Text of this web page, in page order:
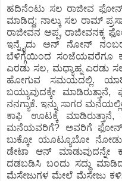
ಹದಿನೆಂಟು ಸಲ ರಾಜೀವ
ಮಾಡಿದ್ದ; ನಾಲ್ಕು ಸಲ ರಾಮ್
ರಾಜೀವನ ಅಪ್ಪ, ರಾಜೀವನಕ್ಕ
ಇನ್ನೈದು ಅನ್ ನೋನ್
ಬೆಳಿಗ್ಗೆಯಿಂದ ಸಂಜೆಯವರೆಗೂ
ಎರಡು ಸಲ, ಮಧ್ಯಾಹ್ನ ಎರಡು
ಹೋಗುವ ಸಮಯದಲ್ಲಿ.
ಬಯ್ಯುವುದಕ್ಕೇ
ನನಗ್ಯಾಕೆ. ಇನ್ನು ಸಾಗರ
ಕಾಫಿ ಊಟಕ್ಕೆ ಮಾಡಿರುತ್ತಾನೆ,
ಮನೆಯವರಿಗೆ? ಅವರಿಗೆ ಫೋನ್
ಬುಕ್ಕೋ ಯೂಟ್ಯೂಬೋ
ಡೇಟಾ ಆನ್ ಮಾಡುವುದನ್ನೇ
ದಡಬಡಿಸಿ ಬಂದು ಸದ್ದು
ಮೆಸೇಜುಗಳ ಮೇಲೆ ಮೆಸೇಜು